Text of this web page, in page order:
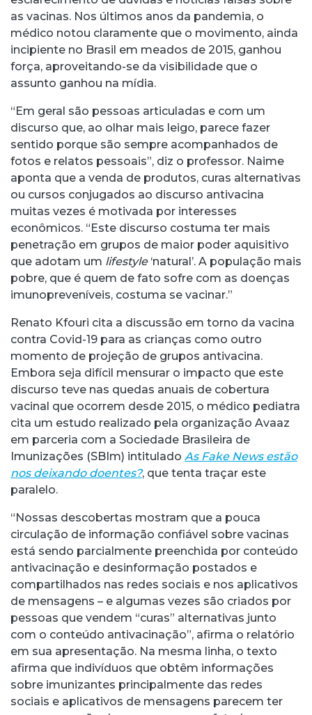
as vacinas. Nos últimos anos da pandemia, o
médico notou claramente que o movimento, ainda
incipiente no Brasil em meados de 2015, ganhou
força, aproveitando-se da visibilidade que o
assunto ganhou na mídia.
“Em geral são pessoas articuladas e com um
discurso que, ao olhar mais leigo, parece fazer
sentido porque são sempre acompanhados de
fotos e relatos pessoais”, diz o professor. Naime
aponta que a venda de produtos, curas alternativas
ou cursos conjugados ao discurso antivacina
muitas vezes é motivada por interesses
econômicos. “Este discurso costuma ter mais
penetração em grupos de maior poder aquisitivo
que adotam um lifestyle‘natural’. A população mais
pobre, que é quem de fato sofre com as doenças
imunopreveníveis, costuma se vacinar.”
Renato Kfouri cita a discussão em torno da vacina
contra Covid-19 para as crianças como outro
momento de projeção de grupos antivacina.
Embora seja difícil mensurar o impacto que este
discurso teve nas quedas anuais de cobertura
vacinal que ocorrem desde 2015, o médico pediatra
cita um estudo realizado pela organização Avaaz
em parceria com a Sociedade Brasileira de
Imunizações (SBIm) intitulado As Fake News estão
nos deixando doentes?, que tenta traçar este
paralelo.
“Nossas descobertas mostram que a pouca
circulação de informação confiável sobre vacinas
está sendo parcialmente preenchida por conteúdo
antivacinação e desinformação postados e
compartilhados nas redes sociais e nos aplicativos
de mensagens – e algumas vezes são criados por
pessoas que vendem “curas” alternativas junto
com o conteúdo antivacinação”, afirma o relatório
em sua apresentação. Na mesma linha, o texto
afirma que indivíduos que obtêm informações
sobre imunizantes principalmente das redes
sociais e aplicativos de mensagens parecem ter